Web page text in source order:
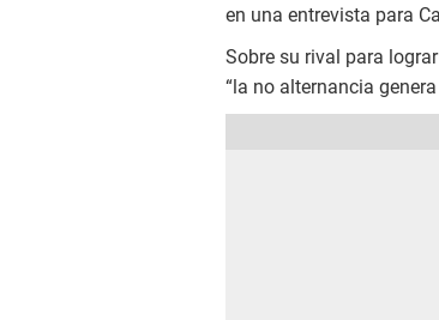
en una entrevista para
Sobre su rival para
“la no alternancia